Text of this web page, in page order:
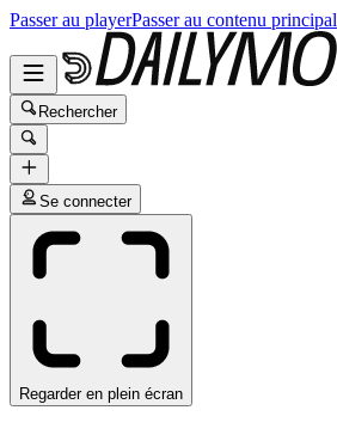
Passer au playerPasser au contenu principal
Rechercher
Se connecter
Regarder en plein écran